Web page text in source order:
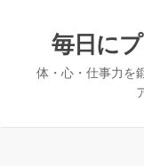
毎日に
体・心・仕事力を